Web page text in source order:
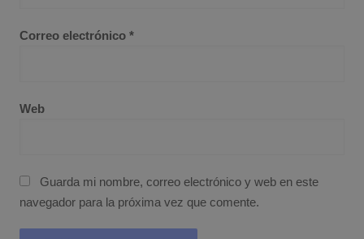
Correo electrónico *
Web
Guarda mi nombre, correo electrónico y web en este
navegador para la próxima vez que comente.